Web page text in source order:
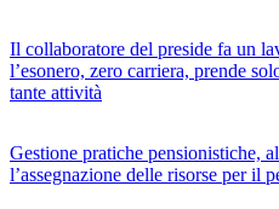
Il collaboratore del preside fa un
l’esonero, zero carriera, prende
tante attività
Gestione pratiche pensionistiche,
l’assegnazione delle risorse per il